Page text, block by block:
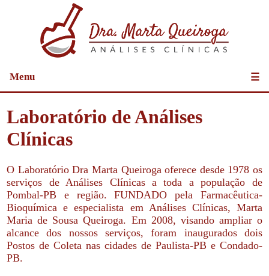
Menu ☰
Laboratório de Análises
Clínicas
O Laboratório Dra Marta Queiroga oferece desde 1978 os
serviços de Análises Clínicas a toda a população de
Pombal-PB e região. FUNDADO pela Farmacêutica-
Bioquímica e especialista em Análises Clínicas, Marta
Maria de Sousa Queiroga. Em 2008, visando ampliar o
alcance dos nossos serviços, foram inaugurados dois
Postos de Coleta nas cidades de Paulista-PB e Condado-
PB.